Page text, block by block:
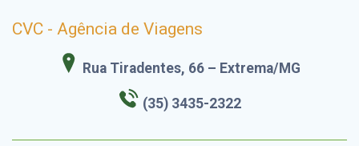
CVC - Agência de Viagens
Rua Tiradentes, 66 – Extrema/MG
(35) 3435-2322